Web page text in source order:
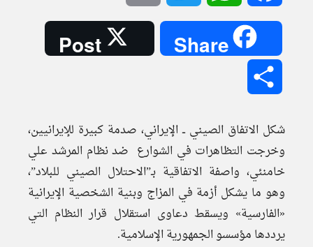
Share
Post
شكل الاتفاق الصيني ــ الإيراني، صدمة كبيرة للإيرانيين،
وخرجت التظاهرات في الشوارع ضد نظام المرشد علي
خامنئي، واصفة الاتفاقية بـ”الاحتلال الصيني للبلاد”،
وهو ما يشكل أزمة في المزاج وبنية الشخصية الإيرانية
«الفارسية» ويسقط دعاوى استقلال قرار النظام التي
يرددها مؤسسو الجمهورية الإسلامية.